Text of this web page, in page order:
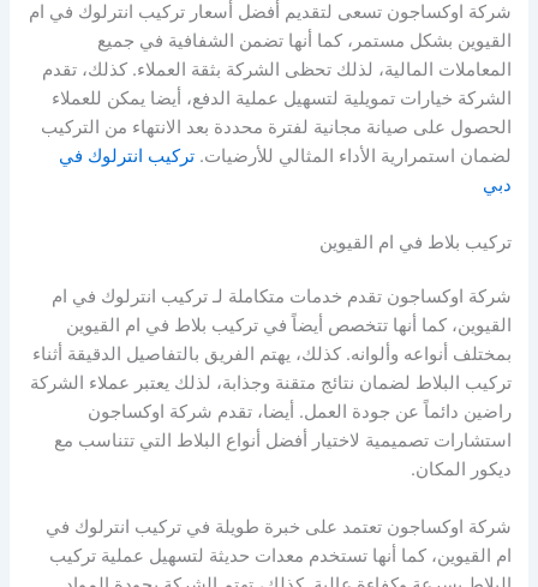
شركة اوكساجون تسعى لتقديم أفضل أسعار تركيب انترلوك في ام
القيوين بشكل مستمر، كما أنها تضمن الشفافية في جميع
المعاملات المالية، لذلك تحظى الشركة بثقة العملاء. كذلك، تقدم
الشركة خيارات تمويلية لتسهيل عملية الدفع، أيضا يمكن للعملاء
الحصول على صيانة مجانية لفترة محددة بعد الانتهاء من التركيب
لضمان استمرارية الأداء المثالي للأرضيات.تركيب انترلوك في
دبي
تركيب بلاط في ام القيوين
شركة اوكساجون تقدم خدمات متكاملة لـ تركيب انترلوك في ام
القيوين، كما أنها تتخصص أيضاً في تركيب بلاط في ام القيوين
بمختلف أنواعه وألوانه. كذلك، يهتم الفريق بالتفاصيل الدقيقة أثناء
تركيب البلاط لضمان نتائج متقنة وجذابة، لذلك يعتبر عملاء الشركة
راضين دائماً عن جودة العمل. أيضا، تقدم شركة اوكساجون
استشارات تصميمية لاختيار أفضل أنواع البلاط التي تتناسب مع
ديكور المكان.
شركة اوكساجون تعتمد على خبرة طويلة في تركيب انترلوك في
ام القيوين، كما أنها تستخدم معدات حديثة لتسهيل عملية تركيب